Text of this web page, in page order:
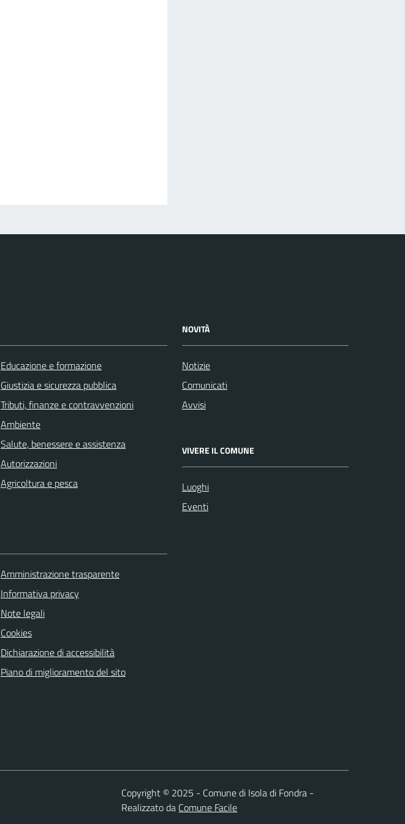
Educazione e formazione
Giustizia e sicurezza pubblica
Tributi, finanze e contravvenzioni
Ambiente
Salute, benessere e assistenza
Autorizzazioni
Agricoltura e pesca
NOVITÀ
Notizie
Comunicati
Avvisi
VIVERE IL COMUNE
Luoghi
Eventi
Amministrazione trasparente
Informativa privacy
Note legali
Cookies
Dichiarazione di accessibilità
Piano di miglioramento del sito
Copyright © 2025 - Comune di Isola di Fondra -
Realizzato da Comune Facile